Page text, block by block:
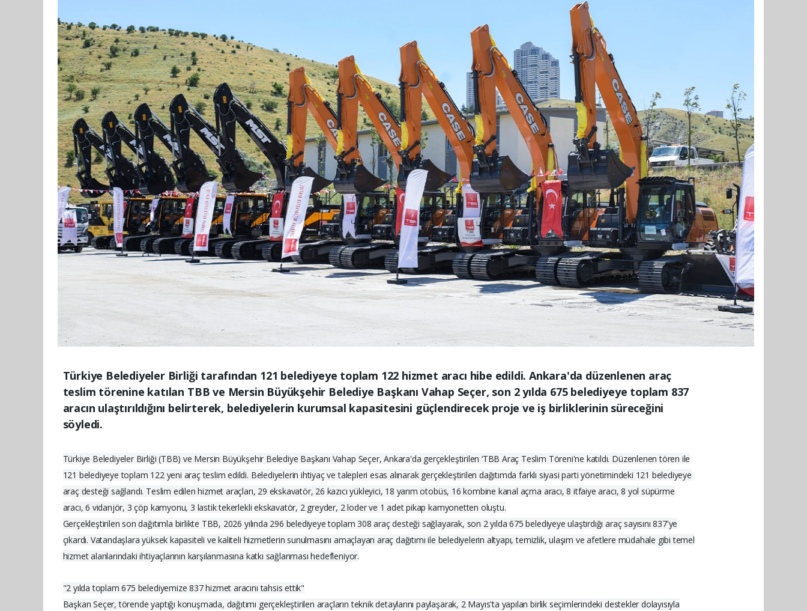
Türkiye Belediyeler Birliği tarafından 121 belediyeye toplam 122 hizmet aracı hibe edildi. Ankara'da düzenlenen araç
teslim törenine katılan TBB ve Mersin Büyükşehir Belediye Başkanı Vahap Seçer, son 2 yılda 675 belediyeye toplam 837
aracın ulaştırıldığını belirterek, belediyelerin kurumsal kapasitesini güçlendirecek proje ve iş birliklerinin süreceğini
söyledi.
Türkiye Belediyeler Birliği (TBB) ve Mersin Büyükşehir Belediye Başkanı Vahap Seçer, Ankara'da gerçekleştirilen ‘TBB Araç Teslim Töreni'ne katıldı. Düzenlenen tören ile
121 belediyeye toplam 122 yeni araç teslim edildi. Belediyelerin ihtiyaç ve talepleri esas alınarak gerçekleştirilen dağıtımda farklı siyasi parti yönetimindeki 121 belediyeye
araç desteği sağlandı. Teslim edilen hizmet araçları, 29 ekskavatör, 26 kazıcı yükleyici, 18 yarım otobüs, 16 kombine kanal açma aracı, 8 itfaiye aracı, 8 yol süpürme
aracı, 6 vidanjör, 3 çöp kamyonu, 3 lastik tekerlekli ekskavatör, 2 greyder, 2 loder ve 1 adet pikap kamyonetten oluştu.
Gerçekleştirilen son dağıtımla birlikte TBB, 2026 yılında 296 belediyeye toplam 308 araç desteği sağlayarak, son 2 yılda 675 belediyeye ulaştırdığı araç sayısını 837'ye
çıkardı. Vatandaşlara yüksek kapasiteli ve kaliteli hizmetlerin sunulmasını amaçlayan araç dağıtımı ile belediyelerin altyapı, temizlik, ulaşım ve afetlere müdahale gibi temel
hizmet alanlarındaki ihtiyaçlarının karşılanmasına katkı sağlanması hedefleniyor.
"2 yılda toplam 675 belediyemize 837 hizmet aracını tahsis ettik"
Başkan Seçer, törende yaptığı konuşmada, dağıtımı gerçekleştirilen araçların teknik detaylarını paylaşarak, 2 Mayıs'ta yapılan birlik seçimlerindeki destekler dolayısıyla